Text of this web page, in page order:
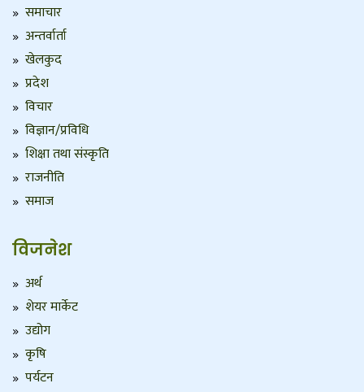
समाचार
अन्तर्वार्ता
खेलकुद
प्रदेश
विचार
विज्ञान/प्रविधि
शिक्षा तथा संस्कृति
राजनीति
समाज
विजनेश
अर्थ
शेयर मार्केट
उद्योग
कृषि
पर्यटन